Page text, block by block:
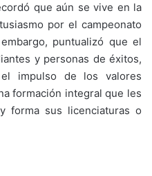
que aún se vive en la
por el campeonato
puntualizó que el
y personas de éxitos,
el impulso de los valores
formación integral que les
forma sus licenciaturas o